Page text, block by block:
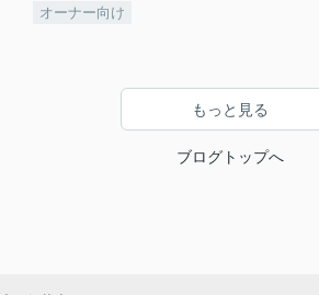
オーナー向け
もっと見る
ブログトップへ